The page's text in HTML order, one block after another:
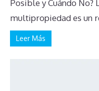
Posible y Cuándo No?
multipropiedad es un
Leer Más